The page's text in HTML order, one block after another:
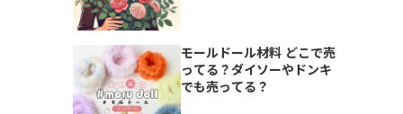
モールドール材料 どこで売
ってる？ダイソーやドンキ
でも売ってる？